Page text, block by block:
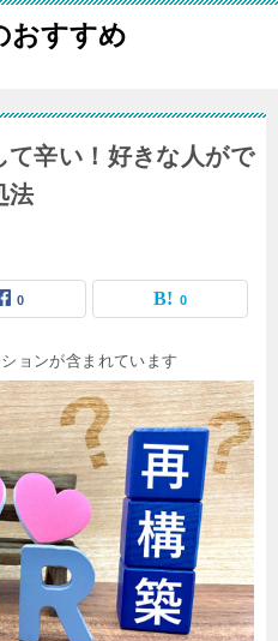
おすすめ
て辛い！好きな人がで
法
0 0
ョンが含まれています